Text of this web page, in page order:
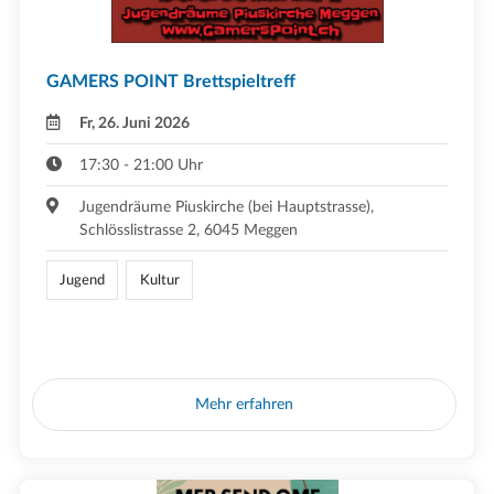
GAMERS POINT Brettspieltreff
Fr, 26. Juni 2026
17:30 - 21:00 Uhr
Jugendräume Piuskirche (bei Hauptstrasse),
Schlösslistrasse 2, 6045 Meggen
Jugend Kultur
Mehr erfahren